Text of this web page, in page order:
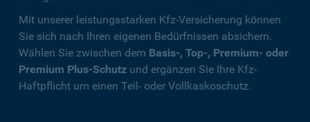
Mit unserer leistungsstarken Kfz-Versicherung können
Sie sich nach Ihren eigenen Bedürfnissen absichern.
Wählen Sie zwischen dem Basis-, Top-, Premium- oder
Premium Plus-Schutz und ergänzen Sie Ihre Kfz-
Haftpflicht um einen Teil- oder Vollkaskoschutz.